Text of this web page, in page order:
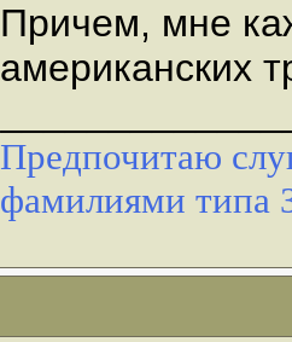
Причем, мне
американских
Предпочитаю
фамилиями типа